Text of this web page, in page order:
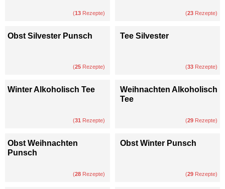
(13 Rezepte) (23 Rezepte)
Obst Silvester Punsch
(25 Rezepte)
Tee Silvester
(33 Rezepte)
Winter Alkoholisch Tee
(31 Rezepte)
Weihnachten Alkoholisch
Tee
(29 Rezepte)
Obst Weihnachten
Punsch
(28 Rezepte)
Obst Winter Punsch
(29 Rezepte)